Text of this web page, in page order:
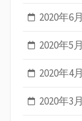
2020年6月
2020年5月
2020年4月
2020年3月